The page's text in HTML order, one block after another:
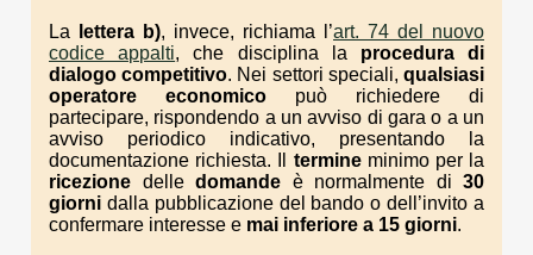
La lettera b), invece, richiama l’art. 74 del nuovo
codice appalti, che disciplina la procedura di
dialogo competitivo. Nei settori speciali,qualsiasi
operatore economico può richiedere di
partecipare, rispondendo a un avviso di gara o a un
avviso periodico indicativo, presentando la
documentazione richiesta. Il termineminimo per la
ricezione delle domande è normalmente di 30
giorni dalla pubblicazione del bando o dell’invito a
confermare interesse e mai inferiore a 15 giorni.